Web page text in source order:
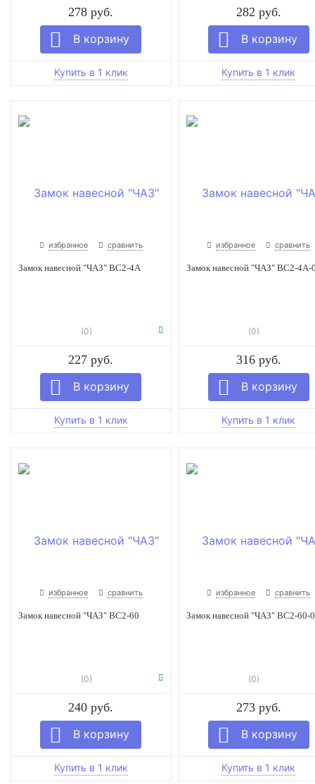
278 руб. 282 руб.
избранное сравнить
Замок навесной "ЧАЗ" ВС2-4А
(0)
227 руб.
избранное сравнить
Замок навесной "ЧАЗ" ВС2-4А-
(0)
316 руб.
избранное сравнить
Замок навесной "ЧАЗ" ВС2-60
(0)
240 руб.
избранное сравнить
Замок навесной "ЧАЗ" ВС2-60-
(0)
273 руб.